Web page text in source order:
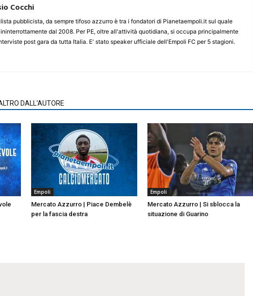
Cocchi
pubblicista, da sempre tifoso azzurro è tra i fondatori di Pianetaempoli.it sul quale
dal 2008. Per PE, oltre all'attività quotidiana, si occupa principalmente
post gara da tutta Italia. E' stato speaker ufficiale dell'Empoli FC per 5 stagioni.
DALL'AUTORE
Empoli
Mercato Azzurro | Piace Dembelè
per la fascia destra
Empoli
Mercato Azzurro | Si sblocca la
situazione di Guarino